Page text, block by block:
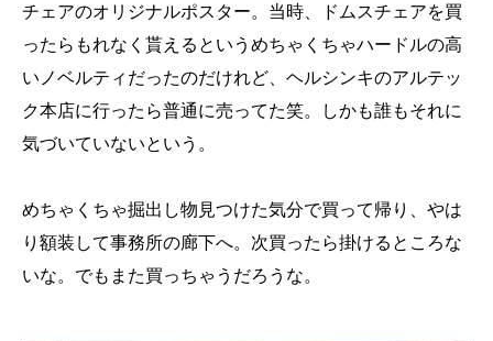
チェアのオリジナルポスター。当時、ドムスチェアを買
ったらもれなく貰えるというめちゃくちゃハードルの高
いノベルティだったのだけれど、ヘルシンキのアルテッ
ク本店に行ったら普通に売ってた笑。しかも誰もそれに
気づいていないという。
めちゃくちゃ掘出し物見つけた気分で買って帰り、やは
り額装して事務所の廊下へ。次買ったら掛けるところな
いな。でもまた買っちゃうだろうな。